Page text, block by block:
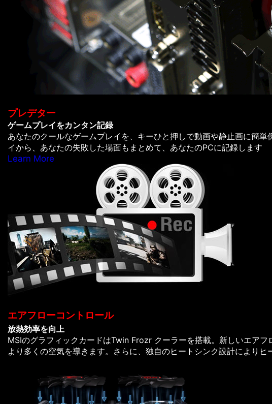
プレデター
ゲームプレイをカンタン記録
あなたのクールなゲームプレイを、キーひと押しで動画や静止画に簡
イから、あなたの失敗した場面もまとめて、あなたのPCに記録します
Learn More
エアフローコントロール
放熱効率を向上
MSIのグラフィックカードはTwin Frozr クーラーを搭載。新しいエア
より多くの空気を導きます。さらに、独自のヒートシンク設計により